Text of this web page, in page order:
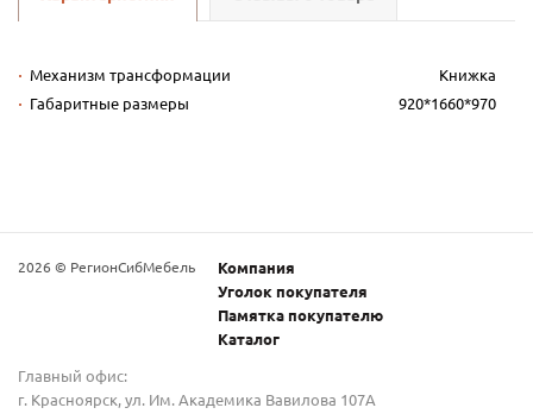
Механизм трансформации
Книжка
Габаритные размеры
920*1660*970
2026 © РегионСибМебель
Компания
Уголок покупателя
Памятка покупателю
Каталог
Главный офис:
г. Красноярск, ул. Им. Академика Вавилова 107А